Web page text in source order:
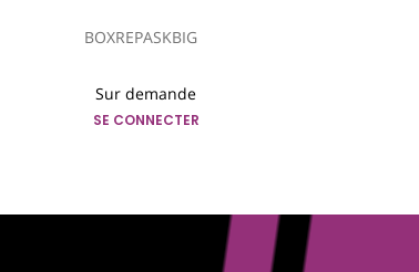
BOXREPASKBIG
Sur demande
SE CONNECTER